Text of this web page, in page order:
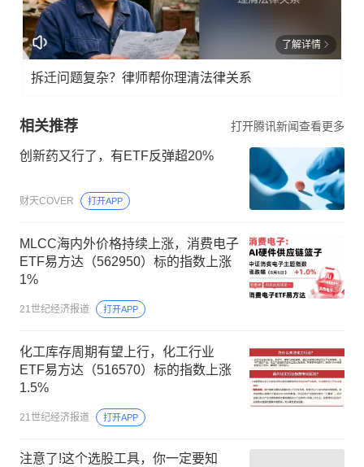
了解详情
拆迁问题复杂？律师帮你理清法律关系
相关推荐 打开腾讯新闻查看更多
创新药又行了，有ETF反弹超20%
财天COVER 打开APP
MLCC海内外价格持续上涨，消费电子
ETF易方达（562950）标的指数上涨
1%
21世纪经济报道 打开APP
化工库存周期有望上行，化工行业
ETF易方达（516570）标的指数上涨
1.5%
21世纪经济报道 打开APP
注意了!这个选股工具，你一定要知